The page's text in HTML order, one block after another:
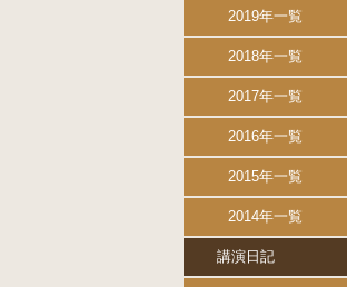
2019年一覧
2018年一覧
2017年一覧
2016年一覧
2015年一覧
2014年一覧
講演日記